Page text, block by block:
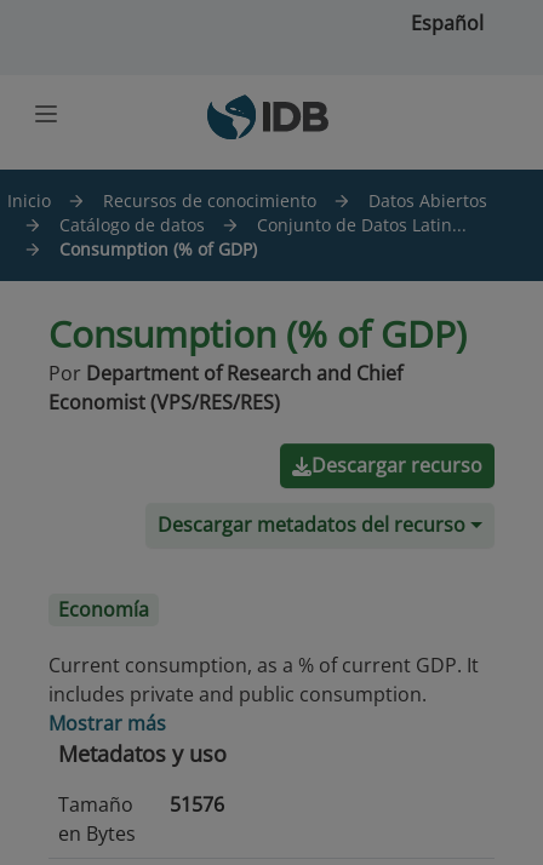
Español
Inicio Recursos de conocimiento
Datos Abiertos
Catálogo de datos
Conjunto de Datos Latin...
Consumption (% of GDP)
Consumption (% of GDP)
Por Department of Research and Chief
Economist (VPS/RES/RES)
Descargar recurso
Descargar metadatos del recurso
Economía
Current consumption, as a % of current GDP. It
includes private and public consumption.
Mostrar más
Metadatos y uso
Tamaño
en Bytes
51576